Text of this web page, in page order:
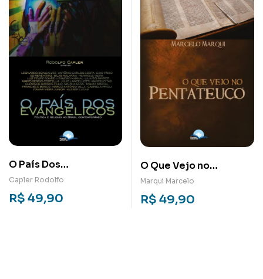
O País Dos
Evangélicos: Política e
religião no Brasil
contemporâneo
Capler Rodolfo
R$ 49,90
O Que Vejo no
Pentateuco
Marqui Marcelo
R$ 49,90